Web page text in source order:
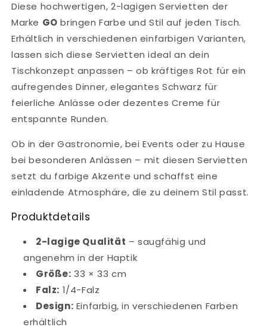
Diese hochwertigen, 2-lagigen Servietten der
Marke GO bringen Farbe und Stil auf jeden Tisch.
Erhältlich in verschiedenen einfarbigen Varianten,
lassen sich diese Servietten ideal an dein
Tischkonzept anpassen – ob kräftiges Rot für ein
aufregendes Dinner, elegantes Schwarz für
feierliche Anlässe oder dezentes Creme für
entspannte Runden.
Ob in der Gastronomie, bei Events oder zu Hause
bei besonderen Anlässen – mit diesen Servietten
setzt du farbige Akzente und schaffst eine
einladende Atmosphäre, die zu deinem Stil passt.
Produktdetails
2-lagige Qualität – saugfähig und
angenehm in der Haptik
Größe: 33 × 33 cm
Falz: 1/4-Falz
Design: Einfarbig, in verschiedenen Farben
erhältlich